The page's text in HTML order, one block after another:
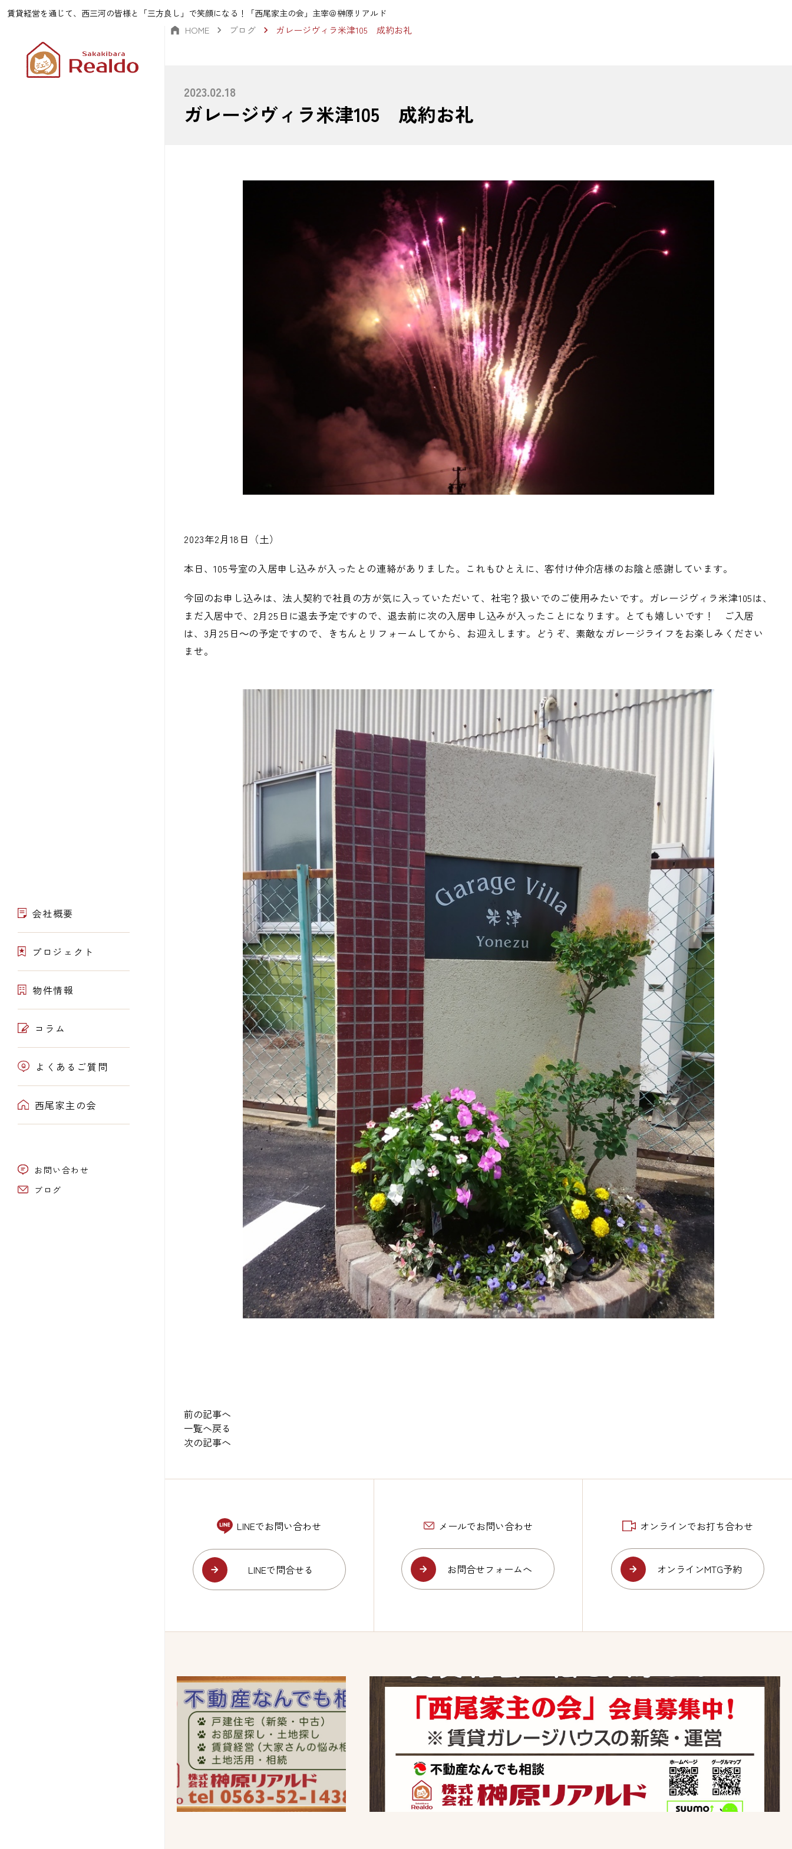
賃貸経営を通じて、西三河の皆様と「三方良し」で笑顔になる！「西尾家主の会」主宰＠榊原リアルド
会社概要
プロジェクト
物件情報
コラム
よくあるご質問
西尾家主の会
お問い合わせ
ブログ
HOME ブログ ガレージヴィラ米津105 成約お礼
2023.02.18
ガレージヴィラ米津105 成約お礼
2023年2月18日（土）
本日、105号室の入居申し込みが入ったとの連絡がありました。これもひとえに、客付け仲介店様のお陰と感謝しています。
今回のお申し込みは、法人契約で社員の方が気に入っていただいて、社宅？扱いでのご使用みたいです。ガレージヴィラ米津105は、
まだ入居中で、2月25日に退去予定ですので、退去前に次の入居申し込みが入ったことになります。とても嬉しいです！ ご入居
は、3月25日～の予定ですので、きちんとリフォームしてから、お迎えします。どうぞ、素敵なガレージライフをお楽しみください
ませ。
前の記事へ
一覧へ戻る
次の記事へ
LINEでお問い合わせ
LINEで問合せる
メールでお問い合わせ
お問合せフォームへ
オンラインでお打ち合わせ
オンラインMTG予約